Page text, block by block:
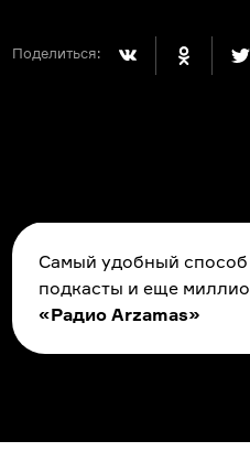
Поделиться:
Самый удобный
подкасты и еще
«Радио Arzamas»